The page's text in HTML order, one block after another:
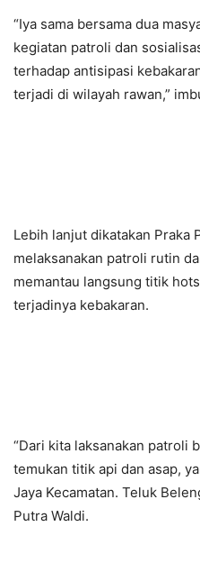
“Iya sama bersama dua
kegiatan patroli dan
terhadap antisipasi
terjadi di wilayah rawan,”
Lebih lanjut dikatakan Praka
melaksanakan patroli rutin
memantau langsung titik
terjadinya kebakaran.
“Dari kita laksanakan patroli
temukan titik api dan asap,
Jaya Kecamatan. Teluk
Putra Waldi.